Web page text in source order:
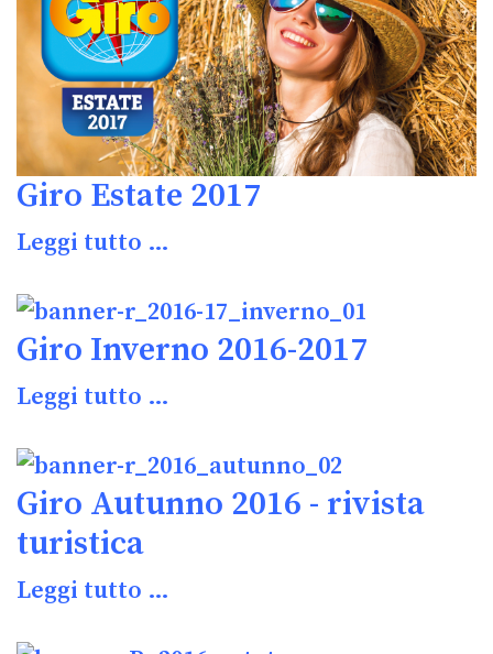
Giro Estate 2017
Leggi tutto …
Giro Inverno 2016-2017
Leggi tutto …
Giro Autunno 2016 - rivista
turistica
Leggi tutto …